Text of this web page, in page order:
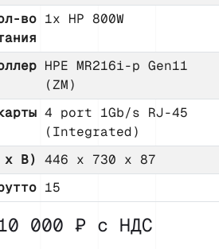
во 1x HP 800W
HPE MR216i-p Gen11
(ZM)
4 port 1Gb/s RJ-45
(Integrated)
х В) 446 x 730 x 87
15
000 ₽ с НДС